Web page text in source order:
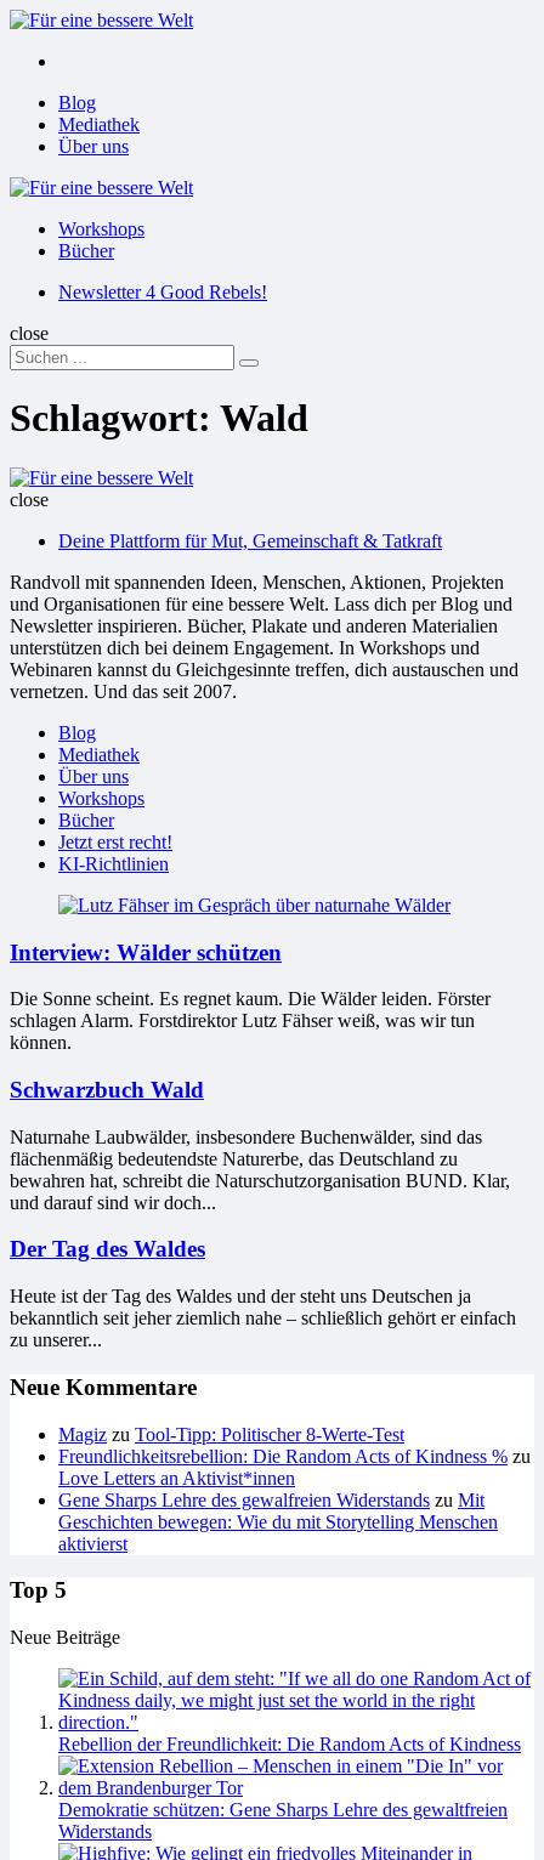
Menu
Menu
Blog
Mediathek
Über uns
Für
Workshops
Bücher
SuchenNewsletter 4 Good Rebels!
close
Search
for:
Suchen
Schlagwort: Wald
Für
Welt
close
Deine Plattform für Mut, Gemeinschaft & Tatkraft
Randvoll mit spannenden Ideen, Menschen, Aktionen, Projekten
und Organisationen für eine bessere Welt. Lass dich per Blog und
Newsletter inspirieren. Bücher, Plakate und anderen Materialien
unterstützen dich bei deinem Engagement. In Workshops und
Webinaren kannst du Gleichgesinnte treffen, dich austauschen und
vernetzen. Und das seit 2007.
Blog
Mediathek
Über uns
Workshops
Bücher
Jetzt erst recht!
KI-Richtlinien
Interview: Wälder schützen
Die Sonne scheint. Es regnet kaum. Die Wälder leiden. Förster
schlagen Alarm. Forstdirektor Lutz Fähser weiß, was wir tun
können.
Schwarzbuch Wald
Naturnahe Laubwälder, insbesondere Buchenwälder, sind das
flächenmäßig bedeutendste Naturerbe, das Deutschland zu
bewahren hat, schreibt die Naturschutzorganisation BUND. Klar,
und darauf sind wir doch...
Der Tag des Waldes
Heute ist der Tag des Waldes und der steht uns Deutschen ja
bekanntlich seit jeher ziemlich nahe – schließlich gehört er einfach
zu unserer...
Neue Kommentare
Magiz zu Tool-Tipp: Politischer 8-Werte-Test
Freundlichkeitsrebellion: Die Random Acts of Kindness % zu
Love Letters an Aktivist*innen
Gene Sharps Lehre des gewalfreien Widerstands zu Mit
Geschichten bewegen: Wie du mit Storytelling Menschen
aktivierst
Top 5
Neue Beiträge
Rebellion der Freundlichkeit: Die Random Acts of Kindness
Demokratie schützen: Gene Sharps Lehre des gewaltfreien
Widerstands